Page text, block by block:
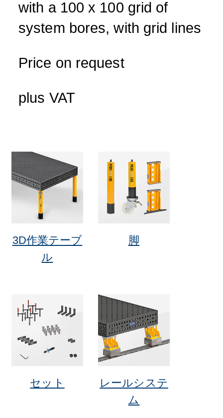
with a 100 x 100 grid of
system bores, with grid lines
Price on request
plus VAT
3D作業テーブ
ル
脚
セット
レールシステ
ム